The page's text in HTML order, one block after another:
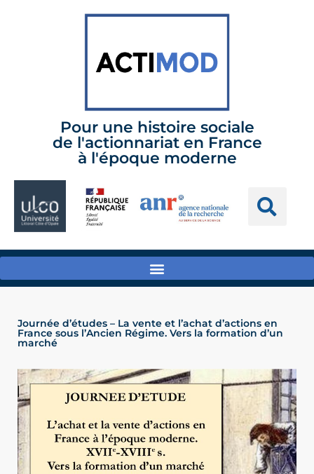
Pour une histoire sociale
de l'actionnariat en France
à l'époque moderne
Journée d’études – La vente et l’achat d’actions en
France sous l’Ancien Régime. Vers la formation d’un
marché